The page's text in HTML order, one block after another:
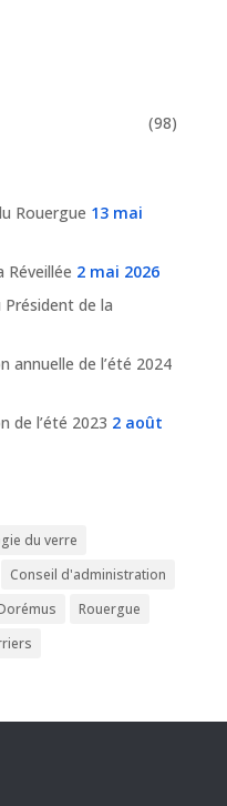
(98)
Rouergue 13 mai
Réveillée 2 mai 2026
de la
annuelle de l’été 2024
de l’été 2023 2 août
du verre
Conseil d'administration
Rouergue